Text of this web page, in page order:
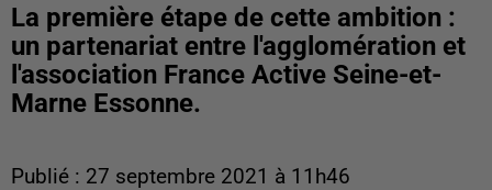
La première étape de cette ambition :
un partenariat entre l'agglomération et
l'association France Active Seine-et-
Marne Essonne.
Publié : 27 septembre 2021 à 11h46